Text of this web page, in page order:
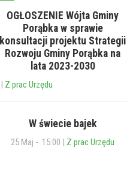
OGŁOSZENIE Wójta Gminy
Porąbka w sprawie
konsultacji projektu Strategii
Rozwoju Gminy Porąbka na
lata 2023-2030
Z prac Urzędu
W świecie bajek
25 Maj - 15:00 | Z prac Urzędu